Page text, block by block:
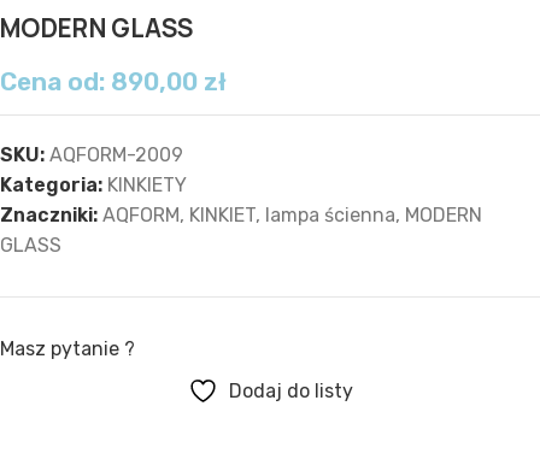
MODERN GLASS
Cena od: 890,00 zł
SKU: AQFORM-2009
Kategoria: KINKIETY
Znaczniki: AQFORM, KINKIET, lampa ścienna, MODERN
GLASS
Masz pytanie ?
Dodaj do listy